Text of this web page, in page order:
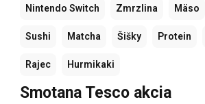
Nintendo Switch Zmrzlina Mäso
Sushi Matcha Šišky Protein
Rajec Hurmikaki
Smotana Tesco akcia